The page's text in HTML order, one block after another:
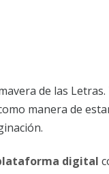
de las
manera de
digital